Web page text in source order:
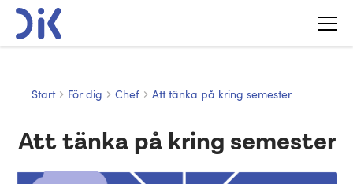
Start För dig Chef Att tänka på kring semester
Att tänka på kring semester